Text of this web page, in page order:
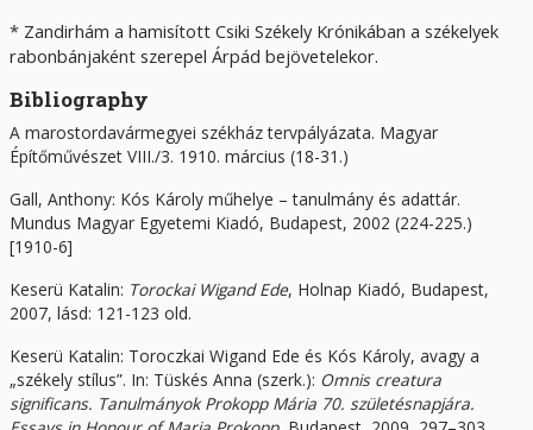
* Zandirhám a hamisított Csiki Székely Krónikában a székelyek
rabonbánjaként szerepel Árpád bejövetelekor.
Bibliography
A marostordavármegyei székház tervpályázata. Magyar
Építőművészet VIII./3. 1910. március (18-31.)
Gall, Anthony: Kós Károly műhelye – tanulmány és adattár.
Mundus Magyar Egyetemi Kiadó, Budapest, 2002 (224-225.)
[1910-6]
Keserü Katalin: Torockai Wigand Ede, Holnap Kiadó, Budapest,
2007, lásd: 121-123 old.
Keserü Katalin: Toroczkai Wigand Ede és Kós Károly, avagy a
„székely stílus”. In: Tüskés Anna (szerk.): Omnis creatura
significans. Tanulmányok Prokopp Mária 70. születésnapjára.